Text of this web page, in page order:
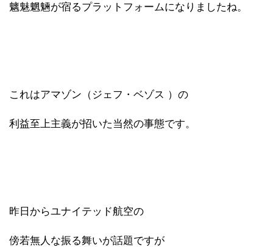
魑魅魍魎が宿るプラットフォームになりましたね。
これはアマゾン（ジェフ・ベゾス ）の
利益至上主義が招いた当然の事態です。
昨日からユナイテッド航空の
傍若無人な振る舞いが話題ですが